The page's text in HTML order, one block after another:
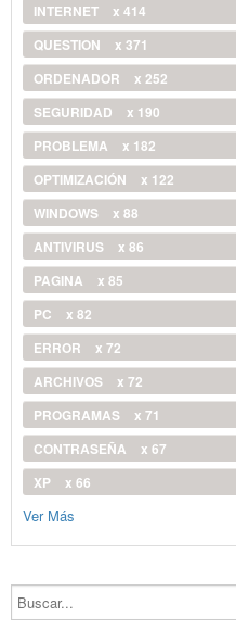
INTERNET
x 414
QUESTION
x 371
ORDENADOR
x 252
SEGURIDAD
x 190
PROBLEMA
x 182
OPTIMIZACIÓN
x 122
WINDOWS
x 88
ANTIVIRUS
x 86
PAGINA
x 85
PC
x 82
ERROR
x 72
ARCHIVOS
x 72
PROGRAMAS
x 71
CONTRASEÑA
x 67
XP
x 66
Ver Más
Buscar...